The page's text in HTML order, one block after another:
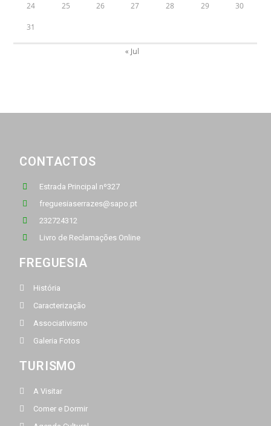
24 25 26 27 28 29 30
31
« Jul
CONTACTOS
Estrada Principal nº327
freguesiaserrazes@sapo.pt
232724312
Livro de Reclamações Online
FREGUESIA
História
Caracterização
Associativismo
Galeria Fotos
TURISMO
A Visitar
Comer e Dormir